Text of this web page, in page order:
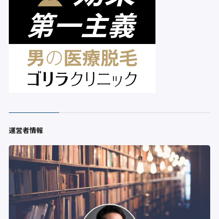
運営者情報